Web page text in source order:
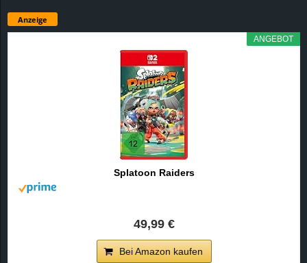
Anzeige
ANGEBOT
Splatoon Raiders
49,99 €
Bei Amazon kaufen